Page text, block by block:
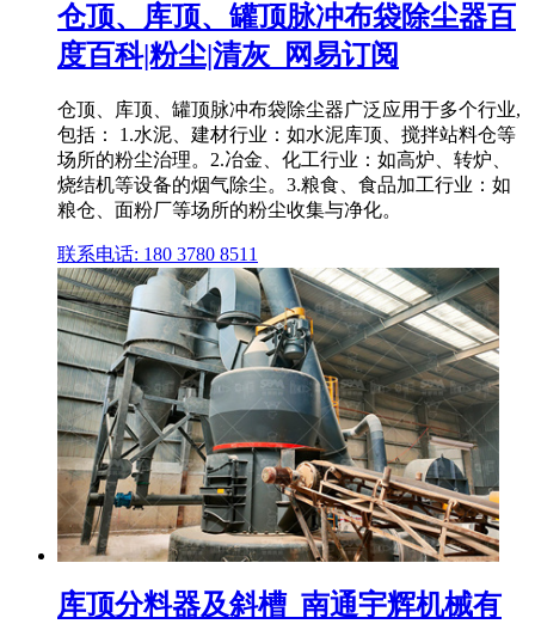
仓顶、库顶、罐顶脉冲布袋除尘器百
度百科|粉尘|清灰_网易订阅
仓顶、库顶、罐顶脉冲布袋除尘器广泛应用于多个行业,
包括： 1.水泥、建材行业：如水泥库顶、搅拌站料仓等
场所的粉尘治理。2.冶金、化工行业：如高炉、转炉、
烧结机等设备的烟气除尘。3.粮食、食品加工行业：如
粮仓、面粉厂等场所的粉尘收集与净化。
联系电话: 180 3780 8511
库顶分料器及斜槽_南通宇辉机械有